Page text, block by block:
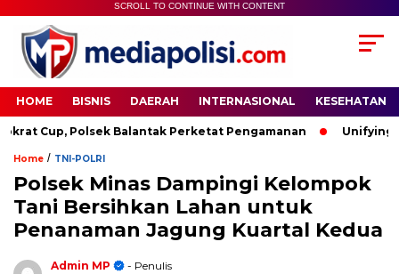
SCROLL TO CONTINUE WITH CONTENT
HOME BISNIS DAERAH INTERNASIONAL KESEHATAN
Cup, Polsek Balantak Perketat Pengamanan Unifying the
Home / TNI-POLRI
Polsek Minas Dampingi Kelompok
Tani Bersihkan Lahan untuk
Penanaman Jagung Kuartal Kedua
Admin MP
- Penulis